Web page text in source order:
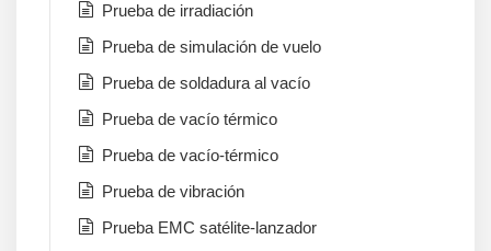
Prueba de irradiación
Prueba de simulación de vuelo
Prueba de soldadura al vacío
Prueba de vacío térmico
Prueba de vacío-térmico
Prueba de vibración
Prueba EMC satélite-lanzador